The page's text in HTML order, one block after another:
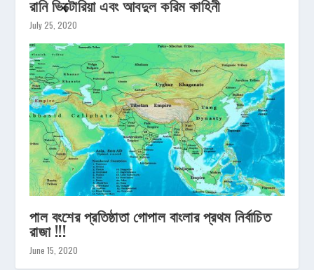
রানি ভিক্টোরিয়া এবং আবদুল করিম কাহিনী
July 25, 2020
পাল বংশের প্রতিষ্ঠাতা গোপাল বাংলার প্রথম নির্বাচিত
রাজা !!!
June 15, 2020